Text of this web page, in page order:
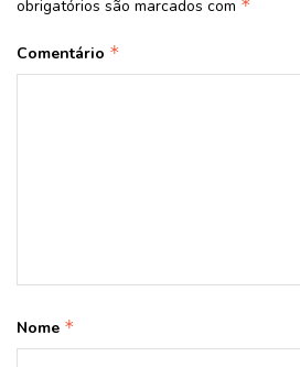
obrigatórios são marcados com *
Comentário *
Nome *